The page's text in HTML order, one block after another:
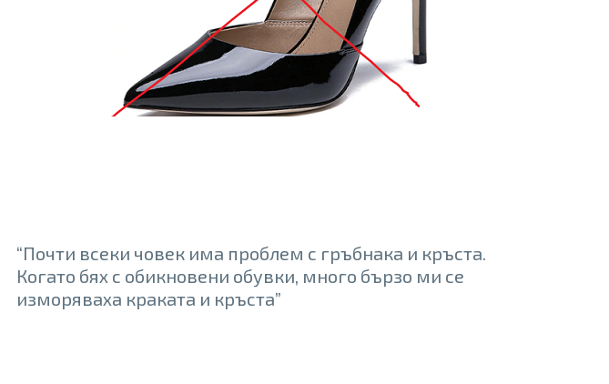
“Почти всеки човек има проблем с гръбнака и кръста.
Когато бях с обикновени обувки, много бързо ми се
изморяваха краката и кръста”